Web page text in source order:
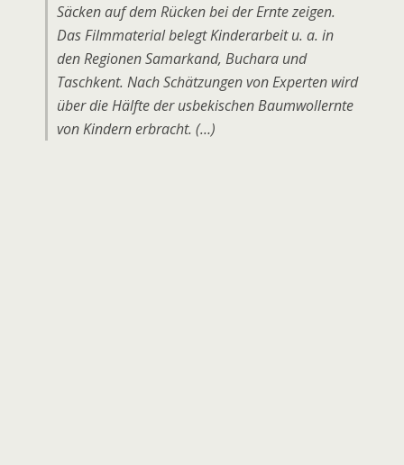
Säcken auf dem Rücken bei der Ernte zeigen.
Das Filmmaterial belegt Kinderarbeit u. a. in
den Regionen Samarkand, Buchara und
Taschkent. Nach Schätzungen von Experten wird
über die Hälfte der usbekischen Baumwollernte
von Kindern erbracht. (…)